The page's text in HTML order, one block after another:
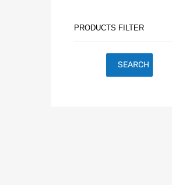
PRODUCTS FILTER
SEARCH